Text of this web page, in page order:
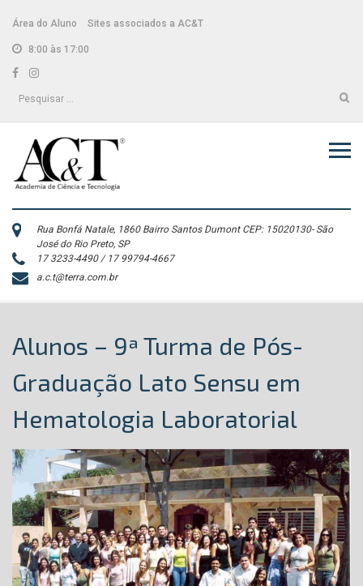
content
Área do Aluno Sites associados a AC&T
8:00 às 17:00
Facebook
Instagram
Pesquisar
Rua Bonfá Natale, 1860 Bairro Santos Dumont CEP: 15020130- São
José do Rio Preto, SP
17 3233-4490 / 17 99794-4667
a.c.t@terra.com.br
Alunos – 9ª Turma de Pós-
Graduação Lato Sensu em
Hematologia Laboratorial